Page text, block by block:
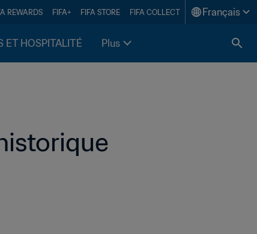
REWARDS FIFA+ FIFA STORE FIFA COLLECT Français
ET HOSPITALITÉ Plus